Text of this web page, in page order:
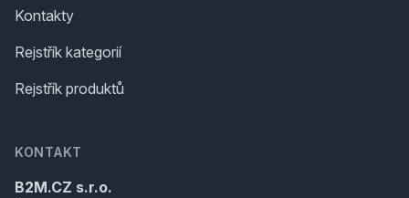
Kontakty
Rejstřík kategorií
Rejstřík produktů
KONTAKT
B2M.CZ s.r.o.